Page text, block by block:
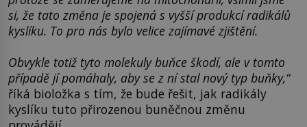
si, že tato změna je spojená s vyšší produkcí radikálů
kyslíku. To pro nás bylo velice zajímavé zjištění.
Obvykle totiž tyto molekuly buňce škodí, ale v tomto
případě jí pomáhaly, aby se z ní stal nový typ buňky,“
říká bioložka s tím, že bude řešit, jak radikály
kyslíku tuto přirozenou buněčnou změnu